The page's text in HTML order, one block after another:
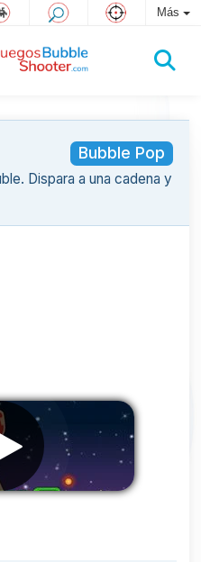
Más
Bubble Pop
Dispara a una cadena y